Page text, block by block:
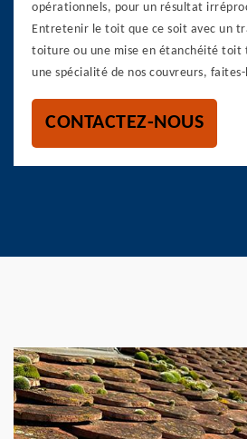
opérationnels, pour un résultat
Entretenir le toit que ce soit avec un
toiture ou une mise en étanchéité toit
une spécialité de nos couvreurs,
CONTACTEZ-NOUS